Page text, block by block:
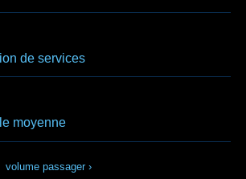
de services
moyenne
volume passager ›